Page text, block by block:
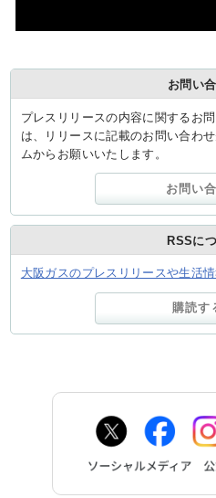
お問い
プレスリリースの内容に関するお
は、リリースに記載のお問い合わ
ムからお願いいたします。
お問い
RSSに
大阪ガスのプレスリリースや生活
購読す